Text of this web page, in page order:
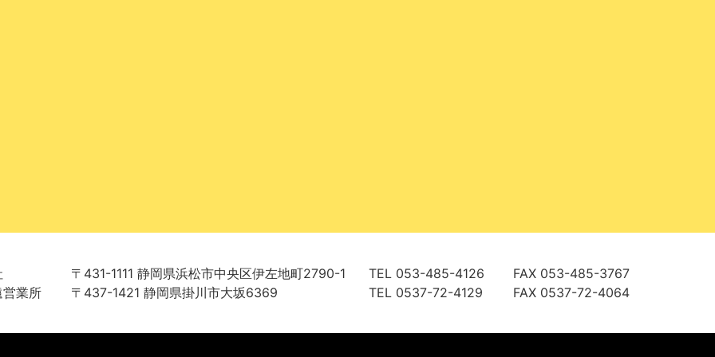
〒431-1111 静岡県浜松市中央区伊左地町2790-1 TEL 053-485-4126
FAX 053-485-3767
営業所
〒437-1421 静岡県掛川市大坂6369 TEL 0537-72-4129 FAX 0537-72-4064